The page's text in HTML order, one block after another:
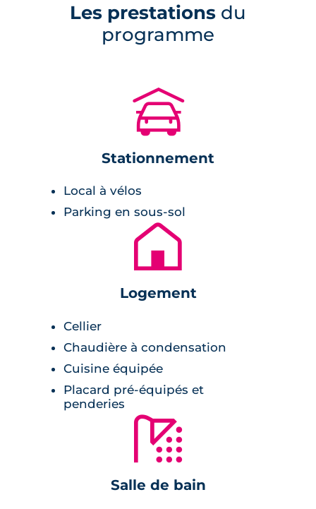
se trouve des commerces de proximité, des
services à la personne et même un arrêt de
bus permettant de rejoindre le centre de
Description de la résidence
Ce programme immobilier neuf à Toulouse
seulement 8 appartements neufs. L'immeuble
est construit sur 3 étages et affiche des
Ces logements sont parfaitement aménagés,
les pièces telles que la cuisine ou encore la
vous permettent de prendre en main très
rapidement votre nouveau foyer. De même, la
pièce de vie est ouverte sur l'extérieure et cela
permet de capter un maximum de lumière
naturelle.
Les prestations du
programme
🚗
Stationnement
Local à vélos
Parking en sous-sol
🏚
Logement
Cellier
Chaudière à condensation
Cuisine équipée
Placard pré-équipés et
penderies
🚿
Salle de bain